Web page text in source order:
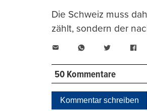
Die Schweiz muss
zählt, sondern der
WhatsAppTwitter
50 Kommentare
Kommentar schreiben